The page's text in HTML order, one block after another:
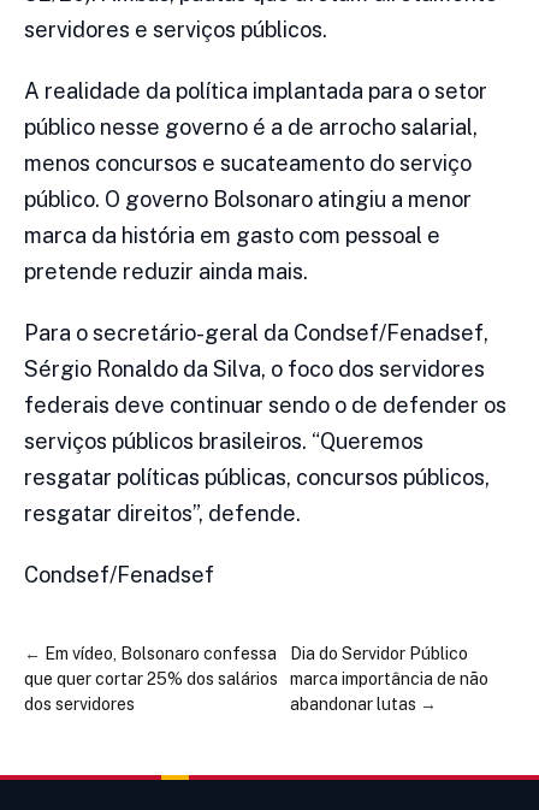
servidores e serviços públicos.
A realidade da política implantada para o setor
público nesse governo é a de arrocho salarial,
menos concursos e sucateamento do serviço
público. O governo Bolsonaro atingiu a menor
marca da história em gasto com pessoal e
pretende reduzir ainda mais.
Para o secretário-geral da Condsef/Fenadsef,
Sérgio Ronaldo da Silva, o foco dos servidores
federais deve continuar sendo o de defender os
serviços públicos brasileiros. “Queremos
resgatar políticas públicas, concursos públicos,
resgatar direitos”, defende.
Condsef/Fenadsef
← Em vídeo, Bolsonaro confessa
que quer cortar 25% dos salários
dos servidores
Dia do Servidor Público
marca importância de não
abandonar lutas →